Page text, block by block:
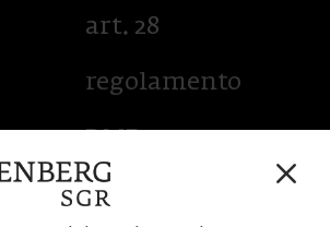
art. 28
regolamento
BMR
Accessibilità